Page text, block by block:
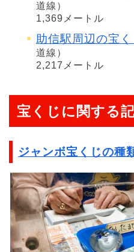
道線）
1,369メートル
助信駅周辺の宝
道線）
2,217メートル
宝くじに関する
ジャンボ宝くじの種